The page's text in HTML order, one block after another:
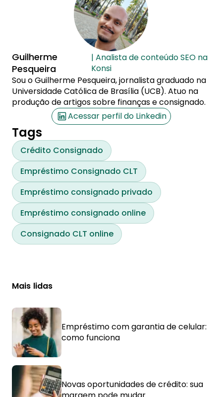
Guilherme
Pesqueira
| Analista de conteúdo SEO na
Konsi
Sou o Guilherme Pesqueira, jornalista graduado na
Universidade Católica de Brasília (UCB). Atuo na
produção de artigos sobre finanças e consignado.
Acessar perfil do Linkedin
Tags
Crédito Consignado
Empréstimo Consignado CLT
Empréstimo consignado privado
Empréstimo consignado online
Consignado CLT online
Mais lidas
Empréstimo com garantia de celular:
como funciona
Novas oportunidades de crédito: sua